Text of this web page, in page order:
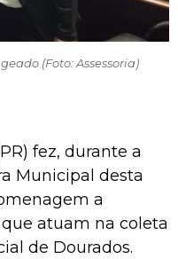
(Foto: Assessoria)
fez, durante a
Municipal desta
a
atuam na coleta
de Dourados.